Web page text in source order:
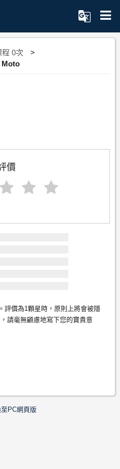
程 0次
Moto
價
評價為1顆星時，原則上將會被隱
請毫無顧慮地寫下您的寶貴意
PC網頁版